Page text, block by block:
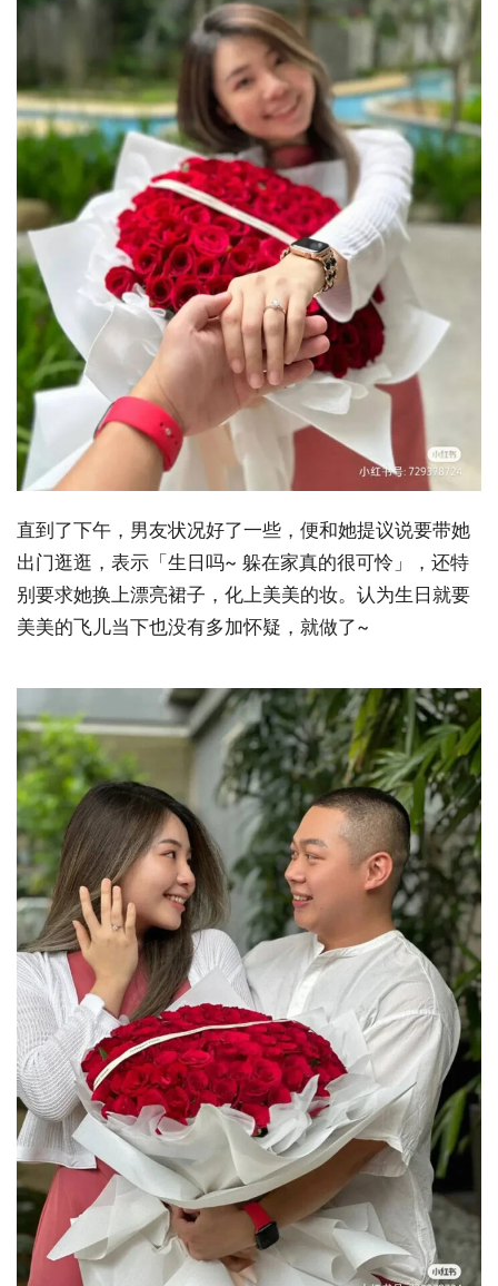
直到了下午，男友状况好了一些，便和她提议说要带她
出门逛逛，表示「生日吗~ 躲在家真的很可怜」，还特
别要求她换上漂亮裙子，化上美美的妆。认为生日就要
美美的飞儿当下也没有多加怀疑，就做了~